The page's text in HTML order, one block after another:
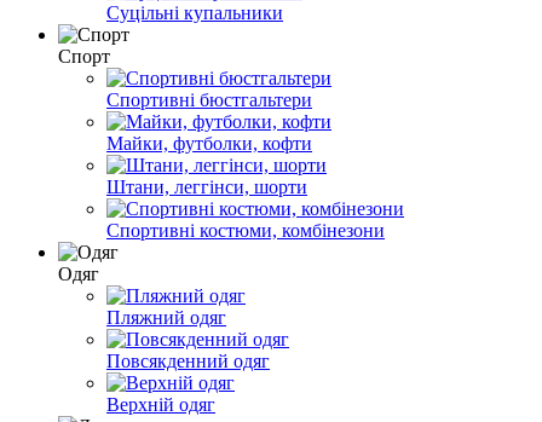
Суцільні купальники
Спорт
Спортивні бюстгальтери
Майки, футболки, кофти
Штани, леггінси, шорти
Спортивні костюми, комбінезони
Одяг
Пляжний одяг
Повсякденний одяг
Верхній одяг